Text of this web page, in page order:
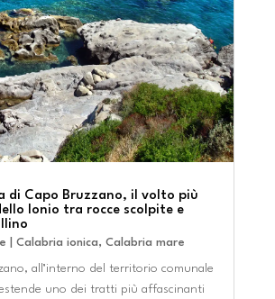
di Capo Bruzzano, il volto più
Ionio tra rocce scolpite e
Calabria ionica, Calabria mare
all’interno del territorio comunale
uno dei tratti più affascinanti